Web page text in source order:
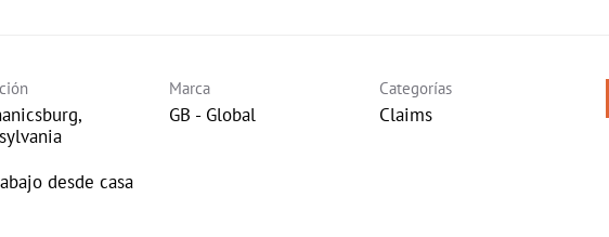
desde casa
Marca
GB - Global
Categorías
Claims